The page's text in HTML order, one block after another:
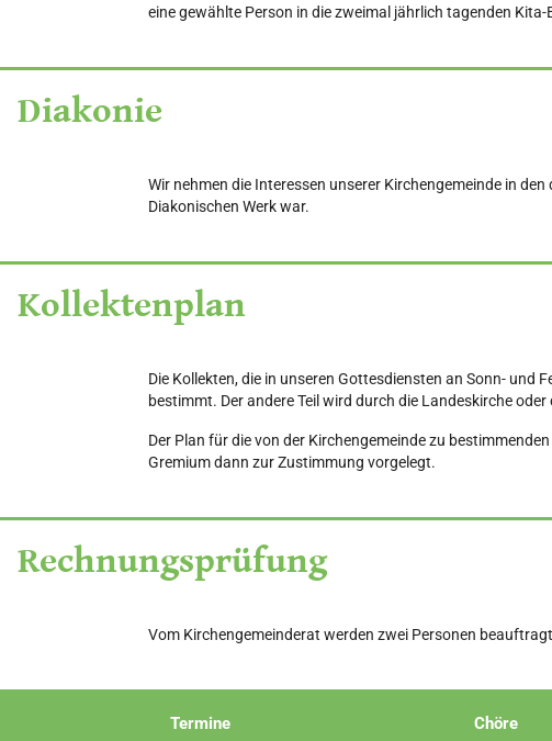
eine gewählte Person in die zweimal jährlich tagenden
Diakonie
Wir nehmen die Interessen unserer Kirchengemeinde in
Diakonischen Werk war.
Kollektenplan
Die Kollekten, die in unseren Gottesdiensten an Sonn- und
bestimmt. Der andere Teil wird durch die Landeskirche
Der Plan für die von der Kirchengemeinde zu
Gremium dann zur Zustimmung vorgelegt.
Rechnungsprüfung
Vom Kirchengemeinderat werden zwei Personen
Termine Chöre